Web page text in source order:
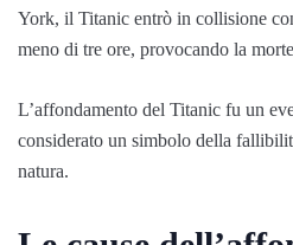
York, il Titanic entrò in collisione
meno di tre ore, provocando la
L’affondamento del Titanic fu un
considerato un simbolo della
natura.